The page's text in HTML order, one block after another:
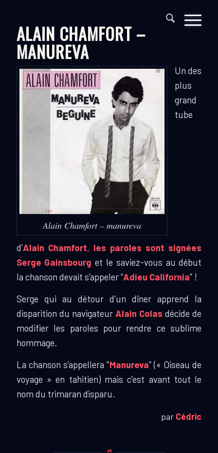
ALAIN CHAMFORT –
MANUREVA
Alain Chamfort – manureva
Un des
plus
grand
tube
d’Alain Chamfort, les paroles sont signées
Serge Gainsbourg et le saviez-vous au début
la chanson devait s’appeler “Adieu California” !
Serge qui au détour d’un dîner apprend la
disparition du navigateur Alain Colas décide de
modifier les paroles pour rendre ce sublime
hommage.
La chanson s’appellera “Manureva” (« Oiseau de
voyage » en tahitien) mais c’est avant tout le
nom du trimaran disparu.
par Cédric